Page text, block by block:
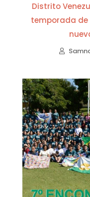
Distrito
temporada de